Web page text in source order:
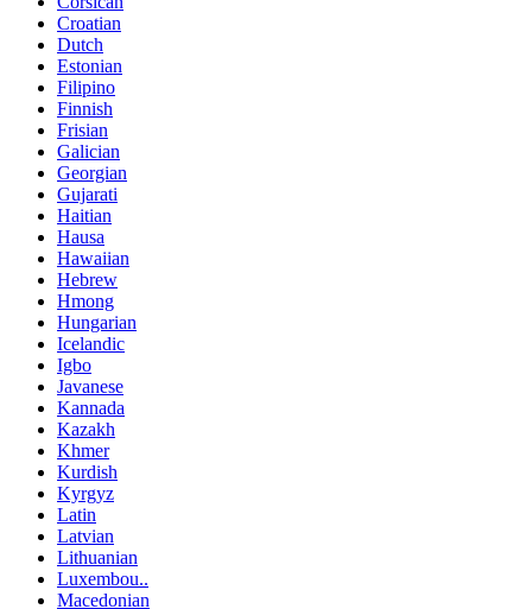
Croatian
Dutch
Estonian
Filipino
Finnish
Frisian
Galician
Georgian
Gujarati
Haitian
Hausa
Hawaiian
Hebrew
Hmong
Hungarian
Icelandic
Igbo
Javanese
Kannada
Kazakh
Khmer
Kurdish
Kyrgyz
Latin
Latvian
Lithuanian
Luxembou..
Macedonian